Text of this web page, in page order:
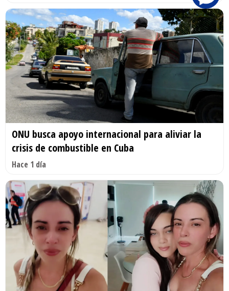
ONU busca apoyo internacional para aliviar la
crisis de combustible en Cuba
Hace 1 día